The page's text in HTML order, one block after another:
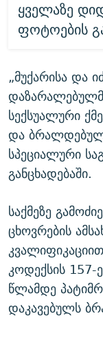
ყველაზე
ფოტოების
„მუქარისა და
სექსუალური
და
სპეციალური
განცხადებაში.
საქმეზე
ცხოვრების
კოდექსის
წლამდე
დაკავებულს